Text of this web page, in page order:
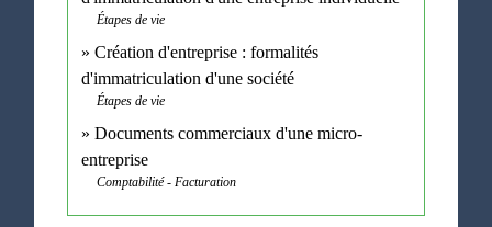
Étapes de vie
Création d'entreprise : formalités
d'immatriculation d'une société
Étapes de vie
Documents commerciaux d'une micro-
entreprise
Comptabilité - Facturation